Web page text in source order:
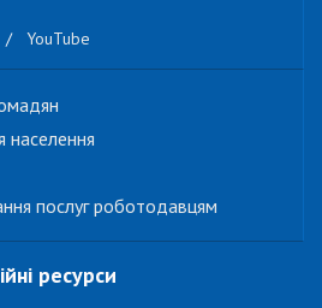
/ YouTube
населення
послуг роботодавцям
ресурси